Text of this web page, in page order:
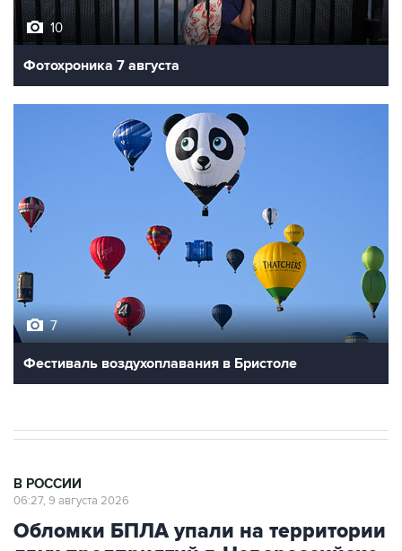
10
Фотохроника 7 августа
7
Фестиваль воздухоплавания в Бристоле
В РОССИИ
06:27, 9 августа 2026
Обломки БПЛА упали на территории